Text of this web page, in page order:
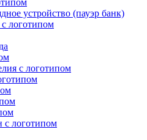
устройство (пауэр банк)
с логотипом
с логотипом
с логотипом